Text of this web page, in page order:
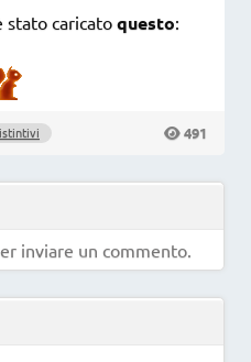
stato caricato questo:
491
inviare un commento.